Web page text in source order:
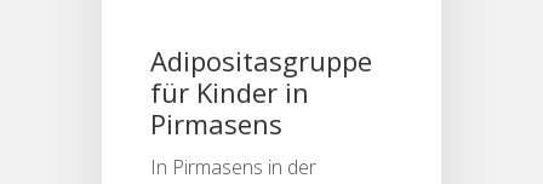
Adipositasgruppe
für Kinder in
Pirmasens
In Pirmasens in der